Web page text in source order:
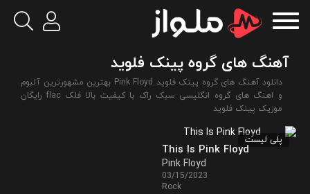
آهنگ های گروه پینک فلوید
دانلود آهنگ های گروه پینک فلوید Pink Floyd بهترین مشهورترین آلبوم
و اهنگ های گروه انگلیسی سبک راک با کیفیت بالا فلک flac رایگان
موزیک پینک فلوید
پلی لیست
This Is Pink Floyd
Pink Floyd
03/15/2023
Rock